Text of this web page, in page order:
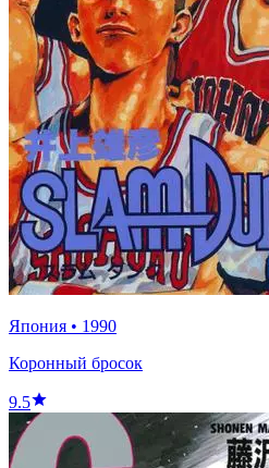
Япония • 1990
Коронный бросок
9.5